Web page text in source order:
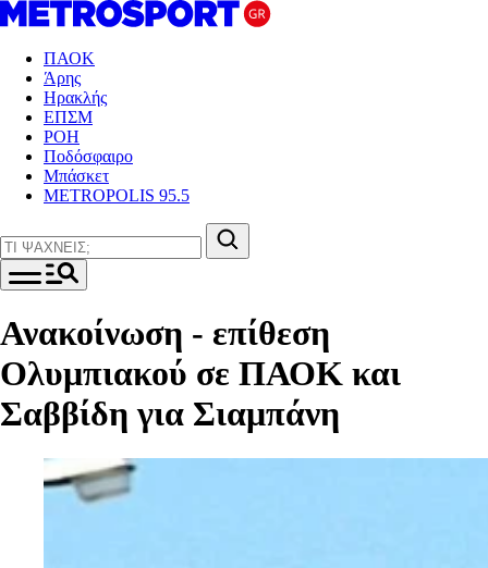
ΠΑΟΚ
Άρης
Ηρακλής
ΕΠΣΜ
ΡΟΗ
Ποδόσφαιρο
Μπάσκετ
METROPOLIS 95.5
Ανακοίνωση - επίθεση
Ολυμπιακού σε ΠΑΟΚ και
Σαββίδη για Σιαμπάνη